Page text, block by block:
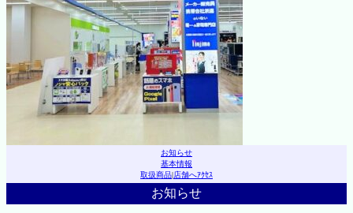
お知らせ
基本情報
取扱商品|店舗へｱｸｾｽ
お知らせ